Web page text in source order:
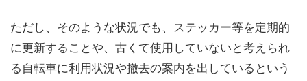
ただし、そのような状況でも、ステッカー等を定期的
に更新することや、古くて使用していないと考えられ
る自転車に利用状況や撤去の案内を出しているという